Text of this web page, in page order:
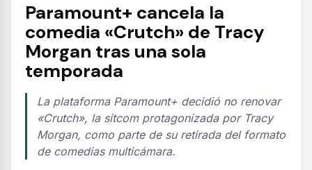
Paramount+ cancela la
comedia «Crutch» de Tracy
Morgan tras una sola
temporada
La plataforma Paramount+ decidió no renovar
«Crutch», la sitcom protagonizada por Tracy
Morgan, como parte de su retirada del formato
de comedias multicámara.